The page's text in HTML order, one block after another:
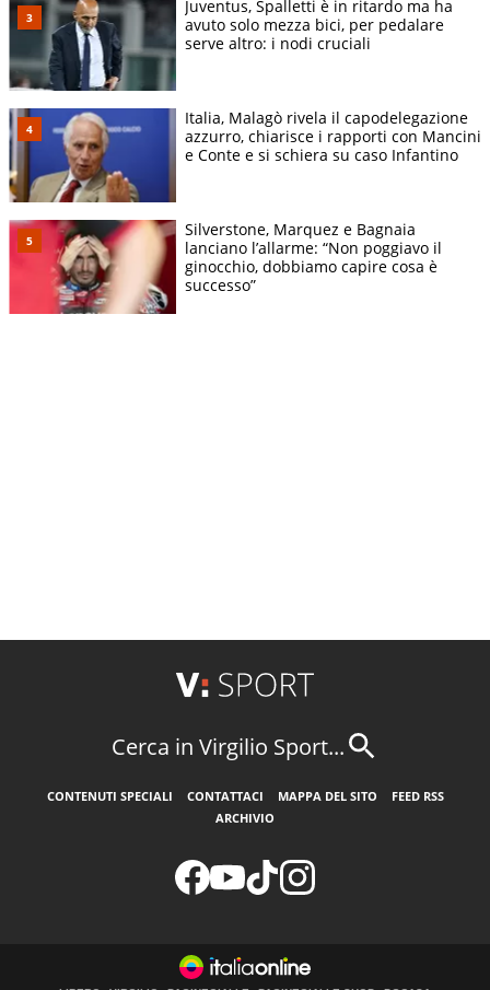
Juventus, Spalletti è in ritardo ma ha
avuto solo mezza bici, per pedalare
serve altro: i nodi cruciali
Italia, Malagò rivela il capodelegazione
azzurro, chiarisce i rapporti con Mancini
e Conte e si schiera su caso Infantino
Silverstone, Marquez e Bagnaia
lanciano l’allarme: “Non poggiavo il
ginocchio, dobbiamo capire cosa è
successo”
Cerca in Virgilio Sport...
CONTENUTI SPECIALI CONTATTACI MAPPA DEL SITO
FEED RSS
ARCHIVIO